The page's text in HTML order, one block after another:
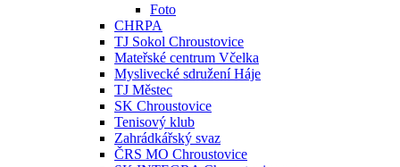
Foto
CHRPA
TJ Sokol Chroustovice
Mateřské centrum Včelka
Myslivecké sdružení Háje
TJ Městec
SK Chroustovice
Tenisový klub
Zahrádkářský svaz
ČRS MO Chroustovice